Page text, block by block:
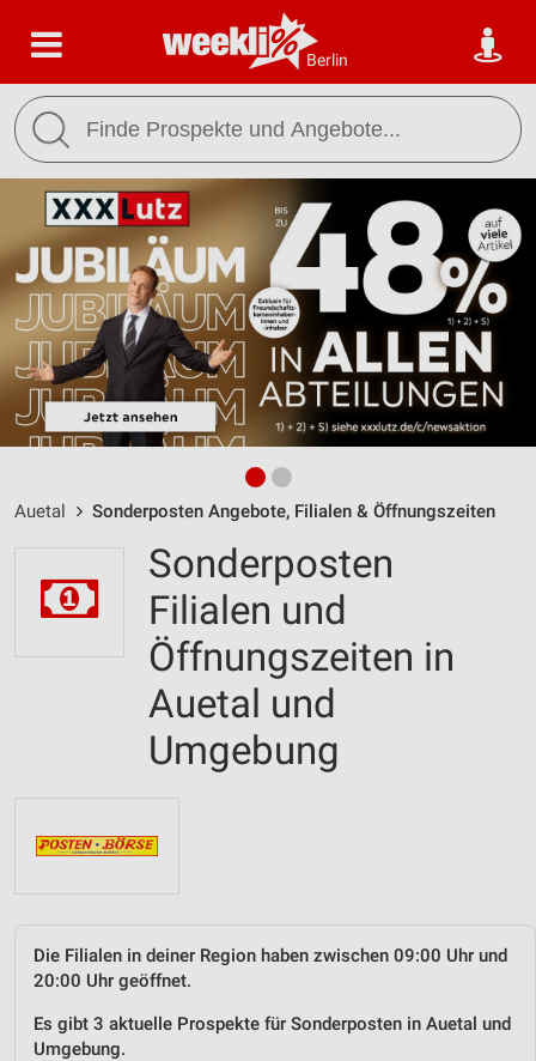
Berlin
Auetal Sonderposten Angebote, Filialen & Öffnungszeiten
Sonderposten
Filialen und
Öffnungszeiten in
Auetal und
Umgebung
Die Filialen in deiner Region haben zwischen 09:00 Uhr und
20:00 Uhr geöffnet.
Es gibt 3 aktuelle Prospekte für Sonderposten in Auetal und
Umgebung.